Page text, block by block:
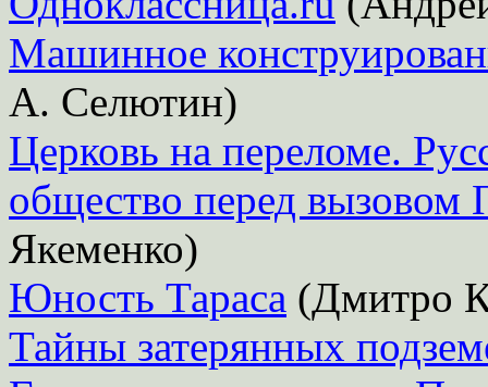
Машинное
А. Селютин)
Церковь на переломе.
общество перед вызовом
Якеменко)
Юность Тараса (Дмитро
Тайны затерянных